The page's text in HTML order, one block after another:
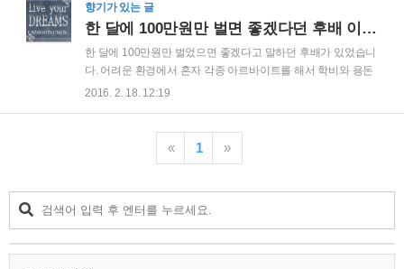
힘들다고 생각하는 순간은 성공을 눈 앞에 둔 순간이기 때문입
니다.동이 트기 전이 가장 어둡듯이 산 정상에 오르기 직전이 가
장 숨이 차고 힘든 시기이며, 결승점에 도착하기 직전이 가장 힘
든 시기입니다. 이렇듯이 우리가 포기를 하려고 하는 그 순간,
향기가 있는 글
한 달에 100만원만 벌면 좋겠다던 후배 이야기
한 달에 100만원만 벌었으면 좋겠다고 말하던 후배가 있었습니
다. 어려운 환경에서 혼자 각종 아르바이트를 해서 학비와 용돈
을 충당해야 했던 후배는 대학을 졸업하고도 준비하던 시험에
전념하기에 충분한 금액이었고, 이 때문에 이 후배의 소원은 한
달에 100만원말 벌면 좋겠다는 것이었습니다. 생활고에 시달리
원의 몇배가 넘는 월급을 받게 됐지만 후배는 전혀 기뻐하지 않
았습니다. 꿈을 버리고 원치않는 일을 선택해서 얻은 수입이라
그런지 돈의 소중함을 모르고 흥청망청 탕..
2016. 2. 18. 12:19
« 1 »